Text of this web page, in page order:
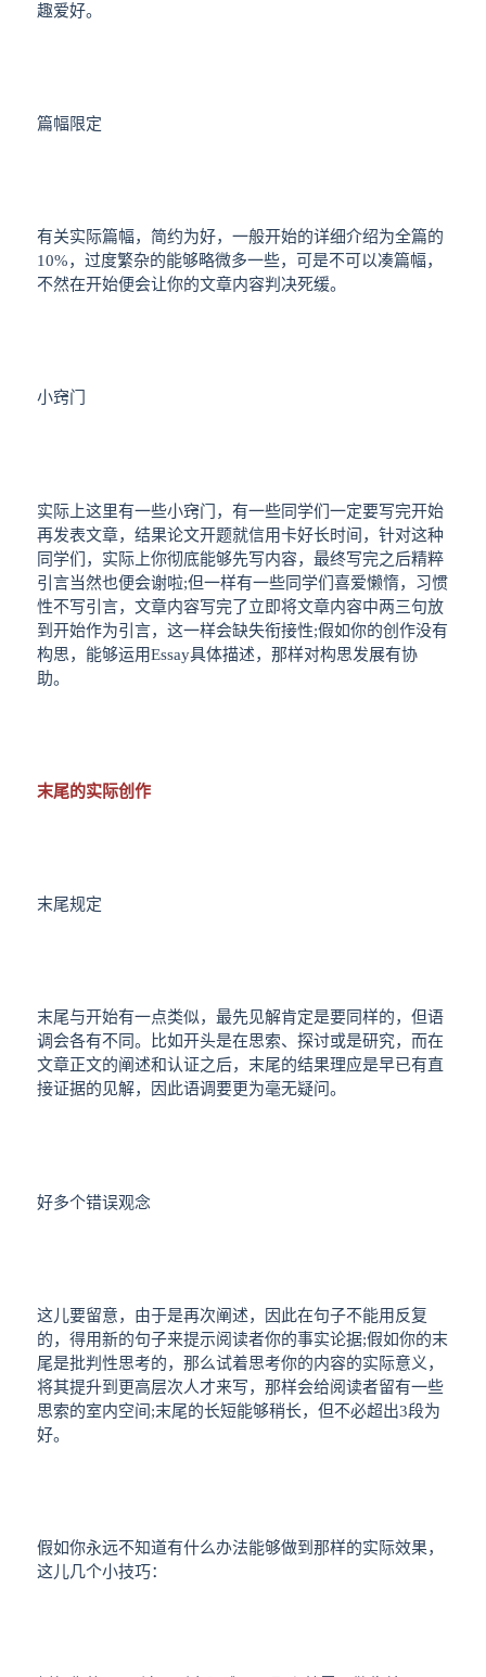
趣爱好。
篇幅限定
有关实际篇幅，简约为好，一般开始的详细介绍为全篇的
10%，过度繁杂的能够略微多一些，可是不可以凑篇幅，
不然在开始便会让你的文章内容判决死缓。
小窍门
实际上这里有一些小窍门，有一些同学们一定要写完开始
再发表文章，结果论文开题就信用卡好长时间，针对这种
同学们，实际上你彻底能够先写内容，最终写完之后精粹
引言当然也便会谢啦;但一样有一些同学们喜爱懒惰，习惯
性不写引言，文章内容写完了立即将文章内容中两三句放
到开始作为引言，这一样会缺失衔接性;假如你的创作没有
构思，能够运用Essay具体描述，那样对构思发展有协
助。
末尾的实际创作
末尾规定
末尾与开始有一点类似，最先见解肯定是要同样的，但语
调会各有不同。比如开头是在思索、探讨或是研究，而在
文章正文的阐述和认证之后，末尾的结果理应是早已有直
接证据的见解，因此语调要更为毫无疑问。
好多个错误观念
这儿要留意，由于是再次阐述，因此在句子不能用反复
的，得用新的句子来提示阅读者你的事实论据;假如你的末
尾是批判性思考的，那么试着思考你的内容的实际意义，
将其提升到更高层次人才来写，那样会给阅读者留有一些
思索的室内空间;末尾的长短能够稍长，但不必超出3段为
好。
假如你永远不知道有什么办法能够做到那样的实际效果，
这儿几个小技巧：